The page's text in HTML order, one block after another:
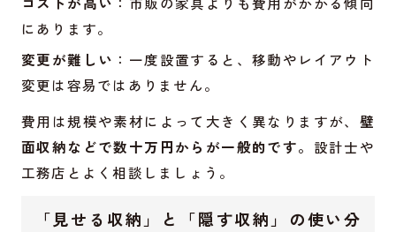
にあります。
変更が難しい ：一度設置すると、移動やレイアウト
変更は容易ではありません。
費用は規模や素材によって大きく異なりますが、 壁
面収納などで数十万円からが一般的です。 設計士や
工務店とよく相談しましょう。
「見せる収納」と「隠す収納」の使い分